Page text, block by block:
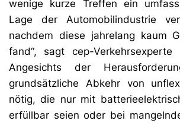
wenige kurze Treffen ein
Lage der Automobilindustrie
nachdem diese jahrelang kaum
fand“, sagt cep-Verkehrsexperte
Angesichts der
grundsätzliche Abkehr von
nötig, die nur mit
erfüllbar seien oder bei